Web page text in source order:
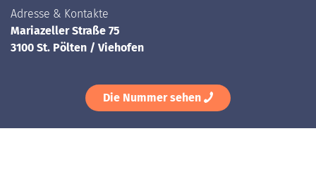
Adresse & Kontakte
Mariazeller Straße 75
3100 St. Pölten / Viehofen
Die Nummer sehen